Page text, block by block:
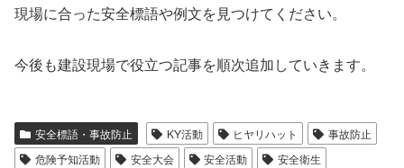
現場に合った安全標語や例文を見つけてください。
今後も建設現場で役立つ記事を順次追加していきます。
安全標語・事故防止 KY活動 ヒヤリハット
事故防止
危険予知活動
安全大会 安全活動
安全衛生